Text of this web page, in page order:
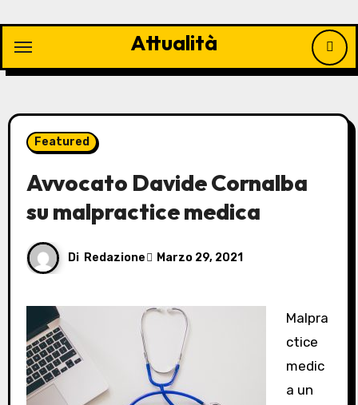
contenuto
Attualità
Featured
Avvocato Davide Cornalba
su malpractice medica
Di Redazione Marzo 29, 2021
Malpra
ctice
medic
a un